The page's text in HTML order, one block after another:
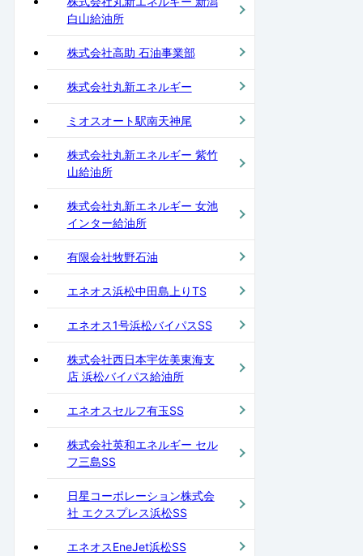
白山給油所
株式会社高助 石油事業部
株式会社丸新エネルギー
ミオスオート駅南天神尾
株式会社丸新エネルギー 紫竹
山給油所
株式会社丸新エネルギー 女池
インター給油所
有限会社牧野石油
エネオス浜松中田島上りTS
エネオス1号浜松バイパスSS
株式会社西日本宇佐美東海支
店 浜松バイパス給油所
エネオスセルフ有玉SS
株式会社英和エネルギー セル
フ三島SS
日星コーポレーション株式会
社 エクスプレス浜松SS
エネオスEneJet浜松SS